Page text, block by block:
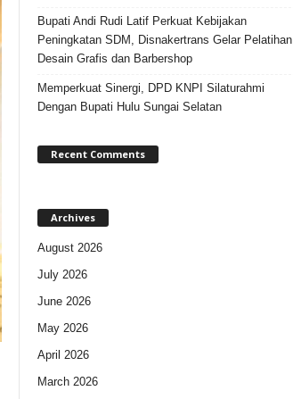
Bupati Andi Rudi Latif Perkuat Kebijakan
Peningkatan SDM, Disnakertrans Gelar Pelatihan
Desain Grafis dan Barbershop
Memperkuat Sinergi, DPD KNPI Silaturahmi
Dengan Bupati Hulu Sungai Selatan
Recent Comments
Archives
August 2026
July 2026
June 2026
May 2026
April 2026
March 2026